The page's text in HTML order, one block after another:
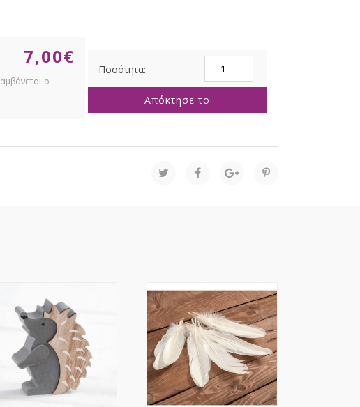
7,00€
ΥΦΑΣΜΑΤΙΝΗ
ΚΟΛΟΚΥΘΑ
10Χ10Χ9ΕΚ
ποσότητα
Απόκτησε το